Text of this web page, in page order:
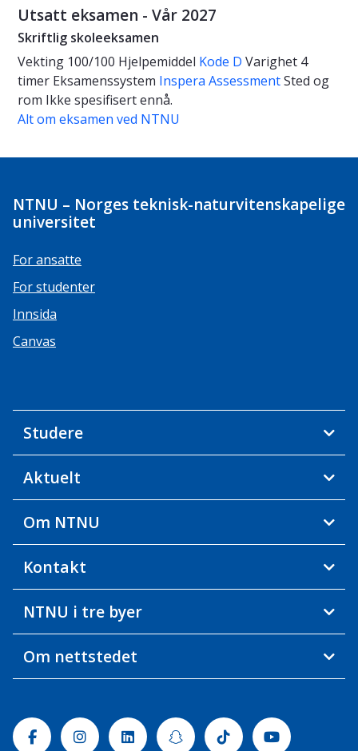
Utsatt eksamen - Vår 2027
Skriftlig skoleeksamen
Vekting 100/100 Hjelpemiddel Kode D Varighet 4
timer Eksamenssystem Inspera AssessmentSted og
rom Ikke spesifisert ennå.
Alt om eksamen ved NTNU
NTNU – Norges teknisk-naturvitenskapelige
universitet
For ansatte
For studenter
Innsida
Canvas
Studere
Aktuelt
Om NTNU
Kontakt
NTNU i tre byer
Om nettstedet
FacebookInstagramLinkedinSnapchatTiktok Youtube